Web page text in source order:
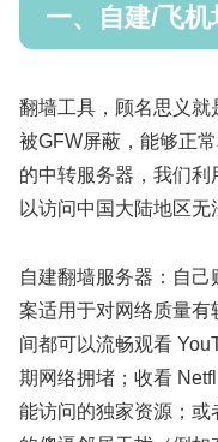
一、自建/飞机
翻墙工具，顾名思义
被GFW屏蔽，能够正
的中转服务器，我们利
以访问中国大陆地区无
自建翻墙服务器：自
案适用于对网络质量
间都可以流畅观看
期网络拥堵；收看
能访问的独家资源；